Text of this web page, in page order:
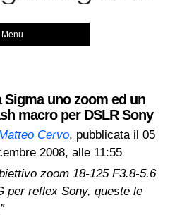
Menu
Sigma uno zoom ed un
macro per DSLR Sony
Cervo, pubblicata il 05
2008, alle 11:55
zoom 18-125 F3.8-5.6
per reflex Sony, queste le